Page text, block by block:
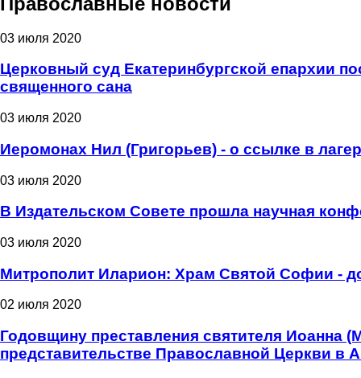
03 июля 2020
Церковный суд Екатеринбургской епархии
священного сана
03 июля 2020
Иеромонах Нил (Григорьев) - о ссылке в
03 июля 2020
В Издательском Совете прошла научная
03 июля 2020
Митрополит Иларион: Храм Святой Софии -
02 июля 2020
Годовщину преставления святителя Иоанна
представительстве Православной Церкви в